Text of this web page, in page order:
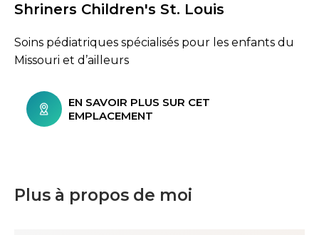
Shriners Children's St. Louis
Soins pédiatriques spécialisés pour les enfants du
Missouri et d’ailleurs
EN SAVOIR PLUS SUR CET
EMPLACEMENT
Plus à propos de moi